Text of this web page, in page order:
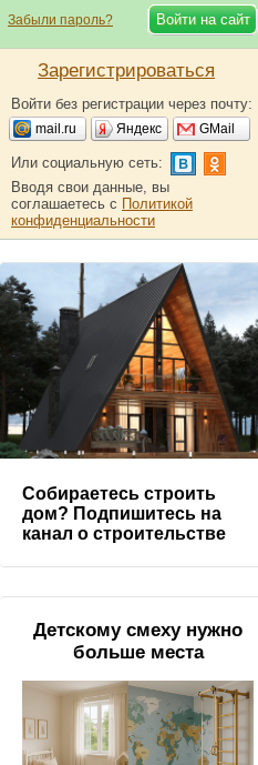
Забыли пароль?
Зарегистрироваться
Войти без регистрации через почту:
mail.ru Яндекс GMail
Или социальную сеть:
Вводя свои данные, вы
соглашаетесь с Политикой
конфиденциальности
Собираетесь строить
дом? Подпишитесь на
канал о строительстве
Детскому смеху нужно
больше места